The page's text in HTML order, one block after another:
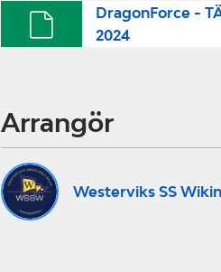
DragonForce -
2024
Arrangör
Westerviks SS